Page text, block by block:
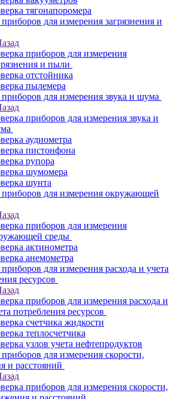
тягонапоромера
для измерения загрязнения и
приборов для измерения
и пыли
отстойника
пылемера
для измерения звука и шума
приборов для измерения звука и
аудиометра
пистонфона
рупора
шумомера
шунта
для измерения окружающей
приборов для измерения
среды
актинометра
анемометра
для измерения расхода и учета
ресурсов
приборов для измерения расхода и
потребления ресурсов
счетчика жидкости
теплосчетчика
узлов учета нефтепродуктов
для измерения скорости,
и расстояний
приборов для измерения скорости,